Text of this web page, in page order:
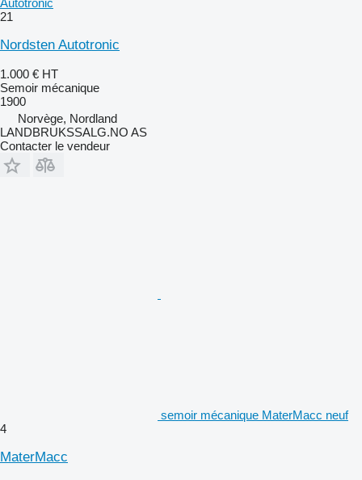
21
Nordsten Autotronic
1.000 € HT
Semoir mécanique
1900
Norvège, Nordland
LANDBRUKSSALG.NO AS
Contacter le vendeur
semoir mécanique MaterMacc neuf
4
MaterMacc